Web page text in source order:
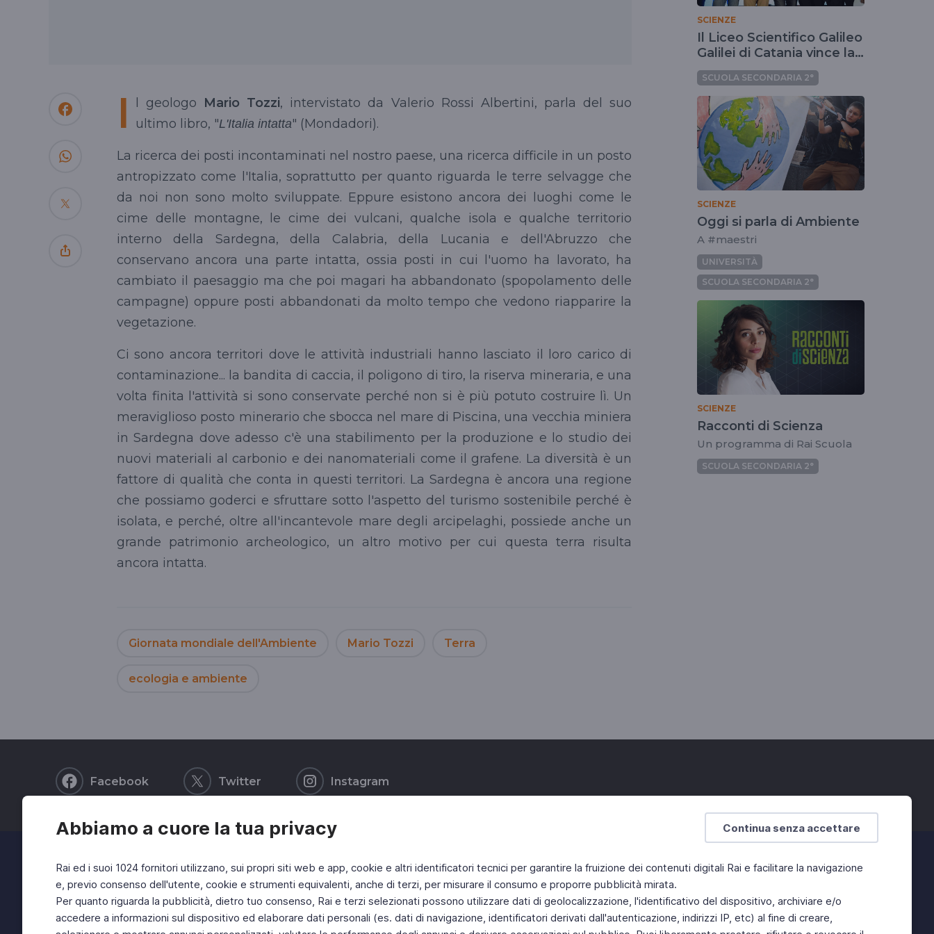
Continua senza accettare
Abbiamo a cuore la tua privacy
Rai ed i suoi 1024 fornitori utilizzano, sui propri siti web e app, cookie e altri identificatori tecnici per garantire la fruizione dei contenuti digitali Rai e facilitare la navigazione
e, previo consenso dell'utente, cookie e strumenti equivalenti, anche di terzi, per misurare il consumo e proporre pubblicità mirata.
Per quanto riguarda la pubblicità, dietro tuo consenso, Rai e terzi selezionati possono utilizzare dati di geolocalizzazione, l'identificativo del dispositivo, archiviare e/o
accedere a informazioni sul dispositivo ed elaborare dati personali (es. dati di navigazione, identificatori derivati dall'autenticazione, indirizzi IP, etc) al fine di creare,
I l geologo Mario Tozzi, intervistato da Valerio Rossi Albertini, parla del suo
ultimo libro, "L'Italia intatta" (Mondadori).
La ricerca dei posti incontaminati nel nostro paese, una ricerca difficile in un posto
antropizzato come l'Italia, soprattutto per quanto riguarda le terre selvagge che
da noi non sono molto sviluppate. Eppure esistono ancora dei luoghi come le
cime delle montagne, le cime dei vulcani, qualche isola e qualche territorio
interno della Sardegna, della Calabria, della Lucania e dell'Abruzzo che
conservano ancora una parte intatta, ossia posti in cui l'uomo ha lavorato, ha
cambiato il paesaggio ma che poi magari ha abbandonato (spopolamento delle
campagne) oppure posti abbandonati da molto tempo che vedono riapparire la
vegetazione.
Ci sono ancora territori dove le attività industriali hanno lasciato il loro carico di
contaminazione... la bandita di caccia, il poligono di tiro, la riserva mineraria, e una
volta finita l'attività si sono conservate perché non si è più potuto costruire lì. Un
meraviglioso posto minerario che sbocca nel mare di Piscina, una vecchia miniera
in Sardegna dove adesso c'è una stabilimento per la produzione e lo studio dei
nuovi materiali al carbonio e dei nanomateriali come il grafene. La diversità è un
fattore di qualità che conta in questi territori. La Sardegna è ancora una regione
che possiamo goderci e sfruttare sotto l'aspetto del turismo sostenibile perché è
isolata, e perché, oltre all'incantevole mare degli arcipelaghi, possiede anche un
grande patrimonio archeologico, un altro motivo per cui questa terra risulta
ancora intatta.
Giornata mondiale dell'Ambiente Mario Tozzi Terra
ecologia e ambiente
SCIENZE
Il Liceo Scientifico Galileo
Galilei di Catania vince la
settima edizione del
Concorso nazionale Mad
for Science
SCUOLA SECONDARIA 2°
SCIENZE
Oggi si parla di Ambiente
A #maestri
UNIVERSITÀ
SCUOLA SECONDARIA 2°
SCIENZE
Racconti di Scienza
Un programma di Rai Scuola
SCUOLA SECONDARIA 2°
Facebook Twitter Instagram